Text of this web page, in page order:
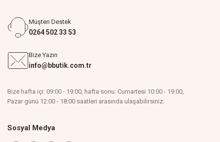
Müşteri Destek
0264 502 33 53
Bize Yazın
info@bbutik.com.tr
Bize hafta içi: 09:00 - 19:00, hafta sonu: Cumartesi 10:00 - 19:00,
Pazar günü 12:00 - 18:00 saatleri arasında ulaşabilirsiniz.
Sosyal Medya